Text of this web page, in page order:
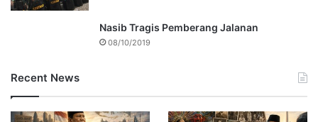
Nasib Tragis Pemberang Jalanan
08/10/2019
Recent News